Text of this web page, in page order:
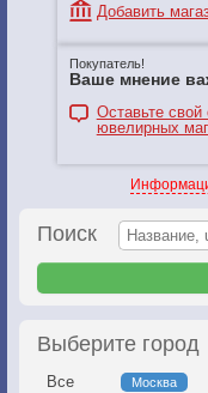
Добавить
Покупатель!
Ваше мнение
Оставьте свой
ювелирных
Поиск
Выберите город
Все Москва